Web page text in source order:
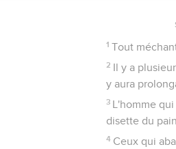
1 Tout
2 Il y a
y aura
3 L'homme
disette du pain.
4 Ceux qui